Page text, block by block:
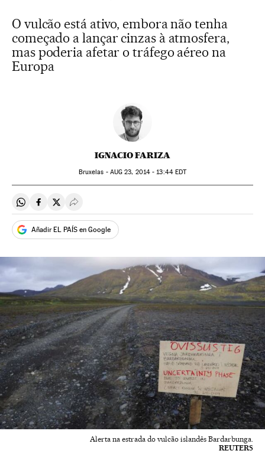
O vulcão está ativo, embora não tenha
começado a lançar cinzas à atmosfera,
mas poderia afetar o tráfego aéreo na
Europa
IGNACIO FARIZA
Bruxelas - AUG 23, 2014 - 13:44EDT
Compartir en Whatsapp
Compartir en Facebook
Compartir en Twitter
Desplegar Redes Sociales
Añadir EL PAÍS en Google
Alerta na estrada do vulcão islandês Bardarbunga.
REUTERS